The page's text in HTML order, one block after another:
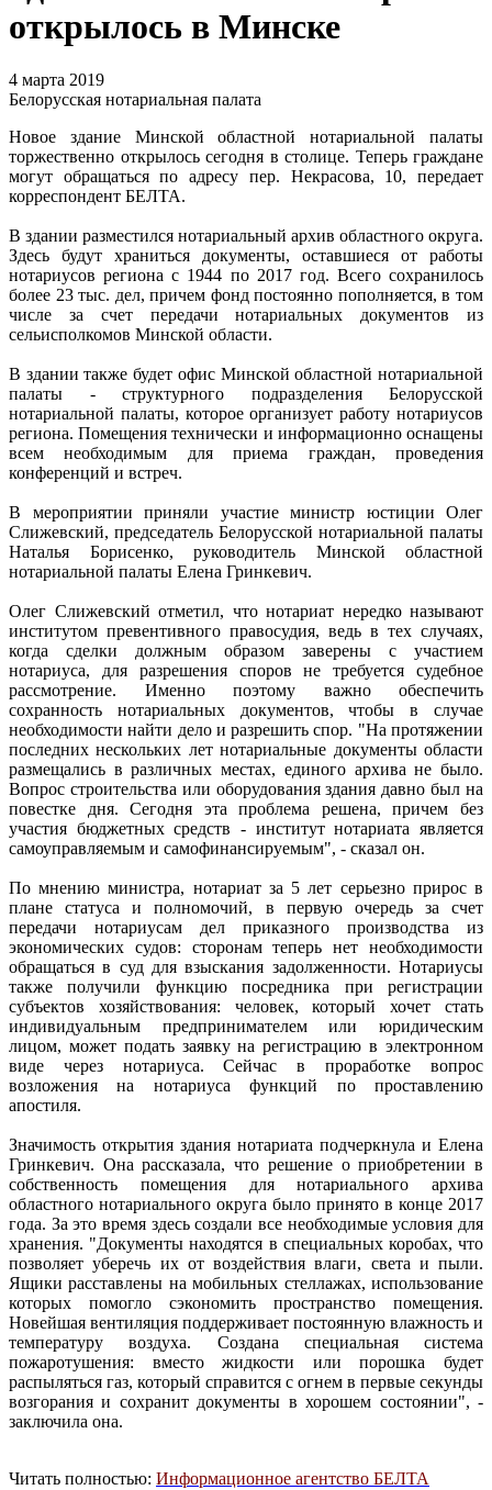
открылось в Минске
4 марта 2019
Белорусская нотариальная палата
Новое здание Минской областной нотариальной палаты
торжественно открылось сегодня в столице. Теперь граждане
могут обращаться по адресу пер. Некрасова, 10, передает
корреспондент БЕЛТА.
В здании разместился нотариальный архив областного округа.
Здесь будут храниться документы, оставшиеся от работы
нотариусов региона с 1944 по 2017 год. Всего сохранилось
более 23 тыс. дел, причем фонд постоянно пополняется, в том
числе за счет передачи нотариальных документов из
сельисполкомов Минской области.
В здании также будет офис Минской областной нотариальной
палаты - структурного подразделения Белорусской
нотариальной палаты, которое организует работу нотариусов
региона. Помещения технически и информационно оснащены
всем необходимым для приема граждан, проведения
конференций и встреч.
В мероприятии приняли участие министр юстиции Олег
Слижевский, председатель Белорусской нотариальной палаты
Наталья Борисенко, руководитель Минской областной
нотариальной палаты Елена Гринкевич.
Олег Слижевский отметил, что нотариат нередко называют
институтом превентивного правосудия, ведь в тех случаях,
когда сделки должным образом заверены с участием
нотариуса, для разрешения споров не требуется судебное
рассмотрение. Именно поэтому важно обеспечить
сохранность нотариальных документов, чтобы в случае
необходимости найти дело и разрешить спор. "На протяжении
последних нескольких лет нотариальные документы области
размещались в различных местах, единого архива не было.
Вопрос строительства или оборудования здания давно был на
повестке дня. Сегодня эта проблема решена, причем без
участия бюджетных средств - институт нотариата является
самоуправляемым и самофинансируемым", - сказал он.
По мнению министра, нотариат за 5 лет серьезно прирос в
плане статуса и полномочий, в первую очередь за счет
передачи нотариусам дел приказного производства из
экономических судов: сторонам теперь нет необходимости
обращаться в суд для взыскания задолженности. Нотариусы
также получили функцию посредника при регистрации
субъектов хозяйствования: человек, который хочет стать
индивидуальным предпринимателем или юридическим
лицом, может подать заявку на регистрацию в электронном
виде через нотариуса. Сейчас в проработке вопрос
возложения на нотариуса функций по проставлению
апостиля.
Значимость открытия здания нотариата подчеркнула и Елена
Гринкевич. Она рассказала, что решение о приобретении в
собственность помещения для нотариального архива
областного нотариального округа было принято в конце 2017
года. За это время здесь создали все необходимые условия для
хранения. "Документы находятся в специальных коробах, что
позволяет уберечь их от воздействия влаги, света и пыли.
Ящики расставлены на мобильных стеллажах, использование
которых помогло сэкономить пространство помещения.
Новейшая вентиляция поддерживает постоянную влажность и
температуру воздуха. Создана специальная система
пожаротушения: вместо жидкости или порошка будет
распыляться газ, который справится с огнем в первые секунды
возгорания и сохранит документы в хорошем состоянии", -
заключила она.
Читать полностью: Информационное агентство БЕЛТА